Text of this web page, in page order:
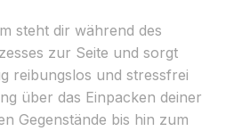
steht dir während des
zur Seite und sorgt
reibungslos und stressfrei
über das Einpacken deiner
Gegenstände bis hin zum